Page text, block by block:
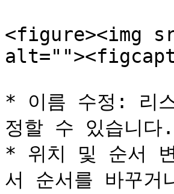
<figure><img
* 이름 수정: 리
정할 수 있습니다.
* 위치 및 순서
서 순서를 바꾸